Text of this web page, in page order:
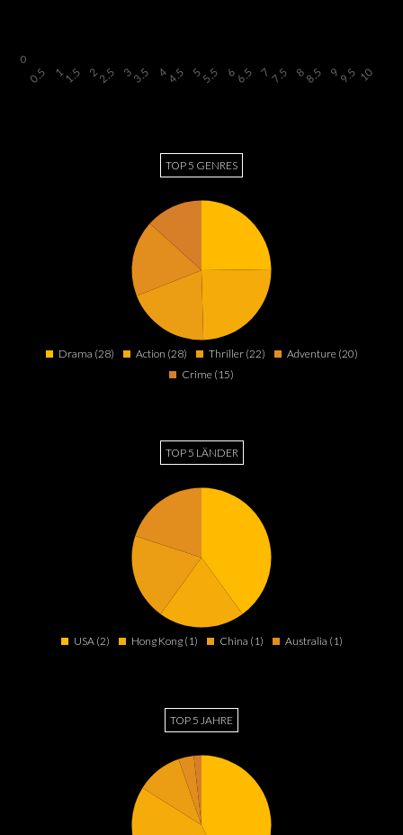
TOP 5 GENRES
Drama (28) Action (28) Thriller (22)
Adventure (20)
Crime (15)
TOP 5 LÄNDER
USA (2) Hong Kong (1) China (1) Australia (1)
TOP 5 JAHRE